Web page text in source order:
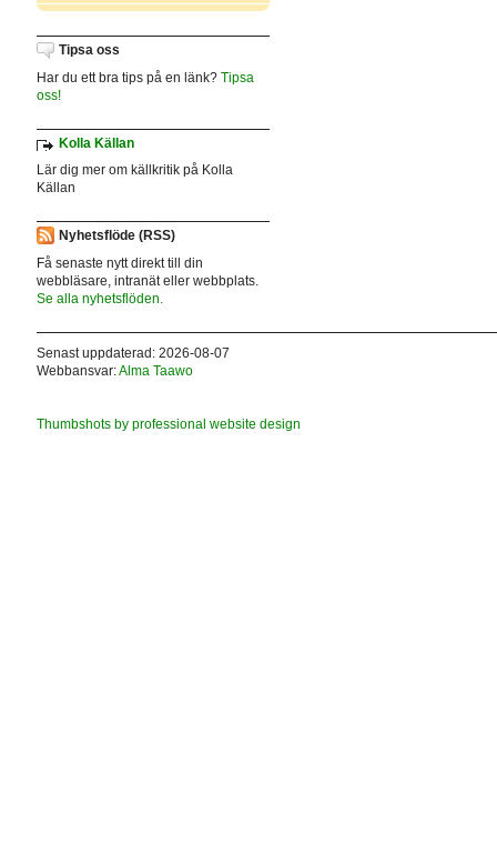
Tipsa oss
Har du ett bra tips på en länk? Tipsa
oss!
Kolla Källan
Lär dig mer om källkritik på Kolla
Källan
Nyhetsflöde (RSS)
Få senaste nytt direkt till din
webbläsare, intranät eller webbplats.
Se alla nyhetsflöden.
Senast uppdaterad: 2026-08-07
Webbansvar:Alma Taawo
Thumbshots by professional website design